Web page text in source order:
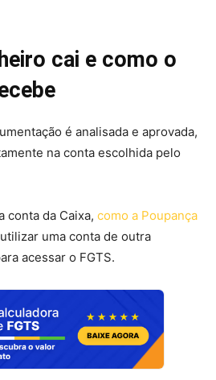
cai e como o
é analisada e aprovada,
na conta escolhida pelo
conta da Caixa, como a Poupança
uma conta de outra
acessar o FGTS.